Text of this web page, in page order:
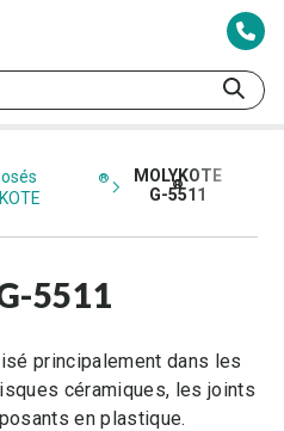
de service client de ChemPoint
® MOLYKOTE
®
G-5511
5511
principalement dans les
céramiques, les joints
en plastique.